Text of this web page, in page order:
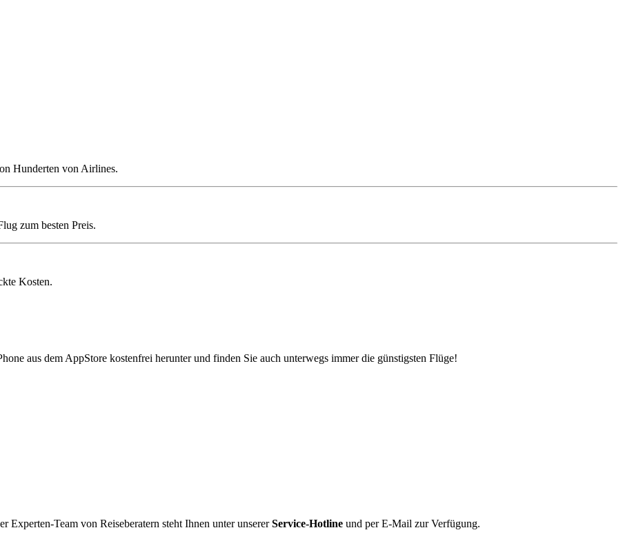
Hunderten von Airlines.
zum besten Preis.
Kosten.
aus dem AppStore kostenfrei herunter und finden Sie auch unterwegs immer die günstigsten Flüge!
Experten-Team von Reiseberatern steht Ihnen unter unsererService-Hotline und per E-Mail zur Verfügung.